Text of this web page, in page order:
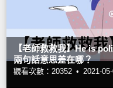
【老師救救我】He is
兩句話意思差在哪？
觀看次數：20352 • 2021-